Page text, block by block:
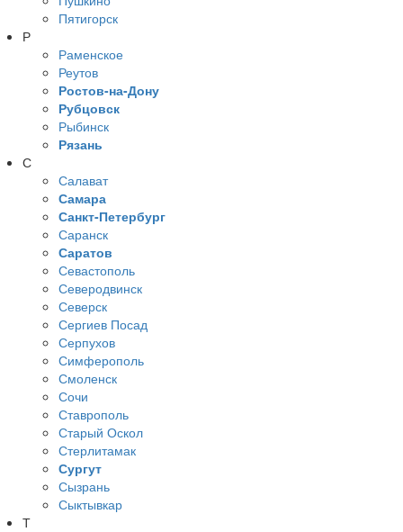
Пятигорск
Р
Раменское
Реутов
Ростов-на-Дону
Рубцовск
Рыбинск
Рязань
С
Салават
Самара
Санкт-Петербург
Саранск
Саратов
Севастополь
Северодвинск
Северск
Сергиев Посад
Серпухов
Симферополь
Смоленск
Сочи
Ставрополь
Старый Оскол
Стерлитамак
Сургут
Сызрань
Сыктывкар
Т